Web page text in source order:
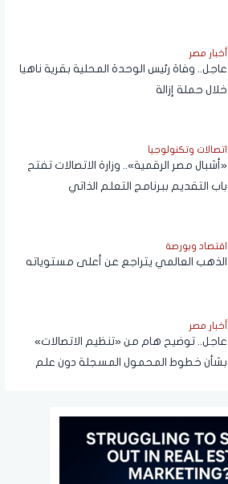
أخبار مصر
عاجل.. وفاة رئيس الوحدة المحلية بقرية ناهيا
خلال حملة إزالة
اتصالات وتكنولوجيا
«أشبال مصر الرقمية».. وزارة الاتصالات تفتح
باب التقديم ببرنامج التعلم الذاتي
اقتصاد وبورصة
الذهب العالمي يتراجع عن أعلى مستوياته
أخبار مصر
عاجل.. توضيح هام من «تنظيم الاتصالات»
بشأن خطوط المحمول المسجلة دون علم